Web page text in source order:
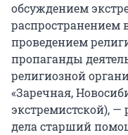
обсуждением
распространением
проведением
пропаганды
религиозной
«Заречная,
экстремистской), —
дела старший